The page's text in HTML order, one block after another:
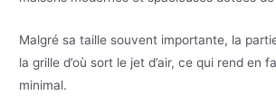
Malgré sa taille souvent importante, la
la grille d’où sort le jet d’air, ce qui rend en
minimal.